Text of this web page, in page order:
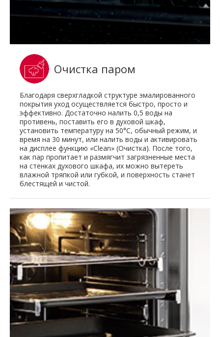
Очистка паром
Благодаря сверхгладкой структуре эмалированного
покрытия уход осуществляется быстро, просто и
эффективно. Достаточно налить 0,5 воды на
противень, поставить его в духовой шкаф,
установить температуру на 50°C, обычный режим, и
время на 30 минут, или налить воды и активировать
на дисплее функцию «Clean» (Очистка). После того,
как пар пропитает и размягчит загрязненные места
на стенках духового шкафа, их можно вытереть
влажной тряпкой или губкой, и поверхность станет
блестящей и чистой.